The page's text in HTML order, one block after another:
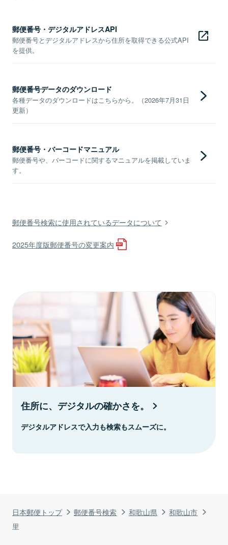
日本郵便トップ 郵便番号検索 和歌山県
和歌山市
里
郵便番号・デジタルアドレスAPI
郵便番号とデジタルアドレスから住所を取得できる公式API
を提供。
郵便番号データのダウンロード
各種データのダウンロードはこちらから。（2026年7月31日
更新）
郵便番号・バーコードマニュアル
郵便番号や、バーコードに関するマニュアルを掲載していま
す。
郵便番号検索に使用されているデータについて
2025年度版郵便番号の変更案内
住所に、デジタルの確かさを。
デジタルアドレスで入力も検索もスムーズに。